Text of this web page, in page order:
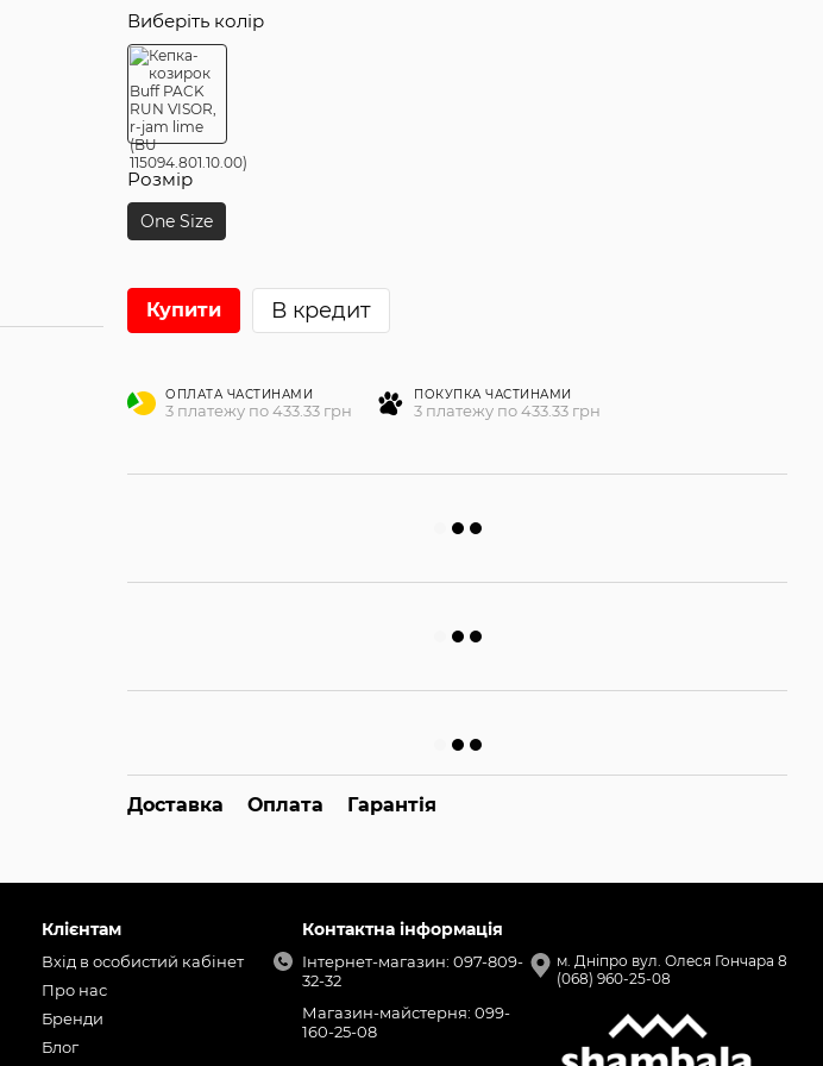
Виберіть колір
Розмір
One Size
Купити В кредит
ОПЛАТА ЧАСТИНАМИ
3 платежу по 433.33 грн
ПОКУПКА ЧАСТИНАМИ
3 платежу по 433.33 грн
Доставка Оплата Гарантія
Клієнтам
Вхід в особистий кабінет
Про нас
Бренди
Блог
Контактна інформація
Інтернет-магазин: 097-809-
32-32
Магазин-майстерня: 099-
160-25-08
м. Дніпро вул. Олеся Гончара 8
(068) 960-25-08